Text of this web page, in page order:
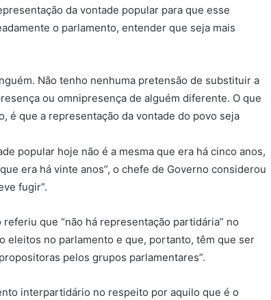
da vontade popular para que esse
o parlamento, entender que seja mais
Não tenho nenhuma pretensão de substituir a
ou omnipresença de alguém diferente. O que
é que a representação da vontade do povo seja
popular hoje não é a mesma que era há cinco anos,
era há vinte anos”, o chefe de Governo considerou
fugir”.
que “não há representação partidária” no
eleitos no parlamento e que, portanto, têm que ser
pelos grupos parlamentares”.
interpartidário no respeito por aquilo que é o